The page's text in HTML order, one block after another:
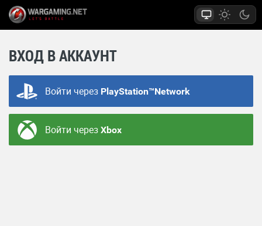
ВХОД В АККАУНТ
Войти через PlayStation™Network
Войти черезXbox